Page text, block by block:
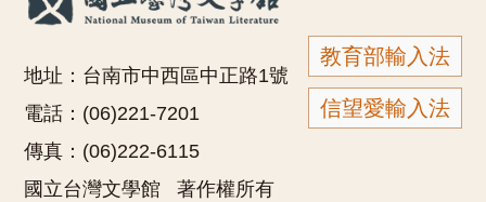
教育部輸入法
信望愛輸入法
地址：台南市中西區中正路1號
電話：(06)221-7201
傳真：(06)222-6115
國立台灣文學館 著作權所有